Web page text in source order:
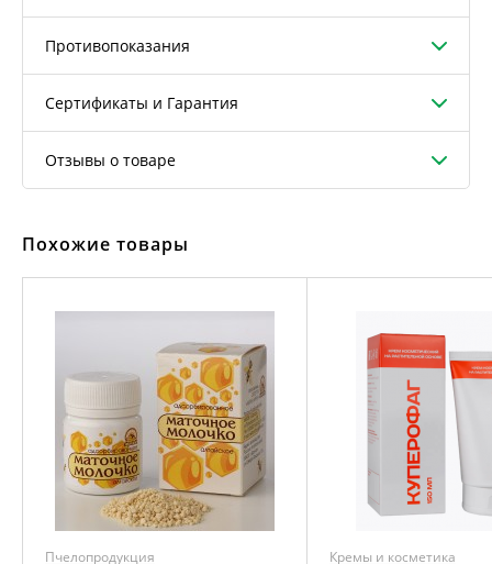
Противопоказания
Сертификаты и Гарантия
Отзывы о товаре
Похожие товары
Пчелопродукция Кремы и косметика